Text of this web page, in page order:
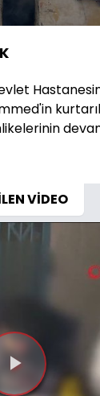
VİDEO